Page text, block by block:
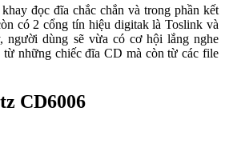
đọc đĩa chắc chắn và trong phần kết
có 2 cổng tín hiệu digitak là Toslink và
người dùng sẽ vừa có cơ hội lắng nghe
từ những chiếc đĩa CD mà còn từ các file
CD6006